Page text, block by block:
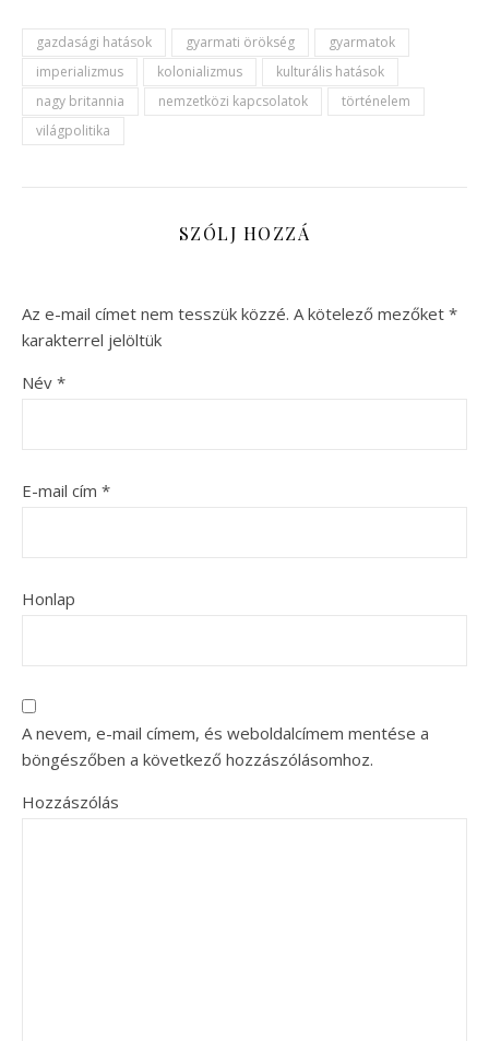
gazdasági hatások gyarmati örökség
gyarmatok
imperializmus
kolonializmus
kulturális hatások
nagy britannia
nemzetközi kapcsolatok
történelem
világpolitika
SZÓLJ HOZZÁ
Az e-mail címet nem tesszük közzé. A kötelező mezőket *
karakterrel jelöltük
Név *
E-mail cím *
Honlap
A nevem, e-mail címem, és weboldalcímem mentése a
böngészőben a következő hozzászólásomhoz.
Hozzászólás